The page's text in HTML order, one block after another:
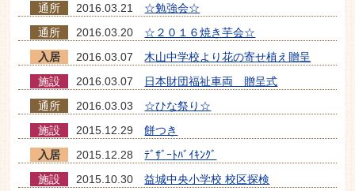
通所
2016.03.21 ☆勉強会☆
通所
2016.03.20 ☆２０１６焼き芋会☆
入居
2016.03.07 木山中学校より花の寄せ植え贈呈
施設
2016.03.07 日本財団福祉車両 贈呈式
通所
2016.03.03 ☆ひな祭り☆
施設
2015.12.29餅つき
入居
2015.12.28ﾃﾞｻﾞｰﾄﾊﾞｲｷﾝｸﾞ
施設
2015.10.30益城中央小学校 校区探検